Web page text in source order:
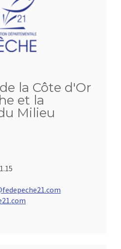
la Côte d'Or
et la
Milieu